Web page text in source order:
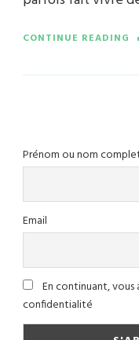
CONTINUE READING
Prénom ou nom
Email
En continuant,
confidentialité